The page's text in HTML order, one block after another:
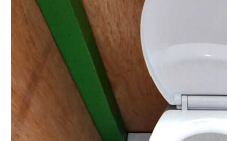
Conoce cual es el mejor calentador solar de
México